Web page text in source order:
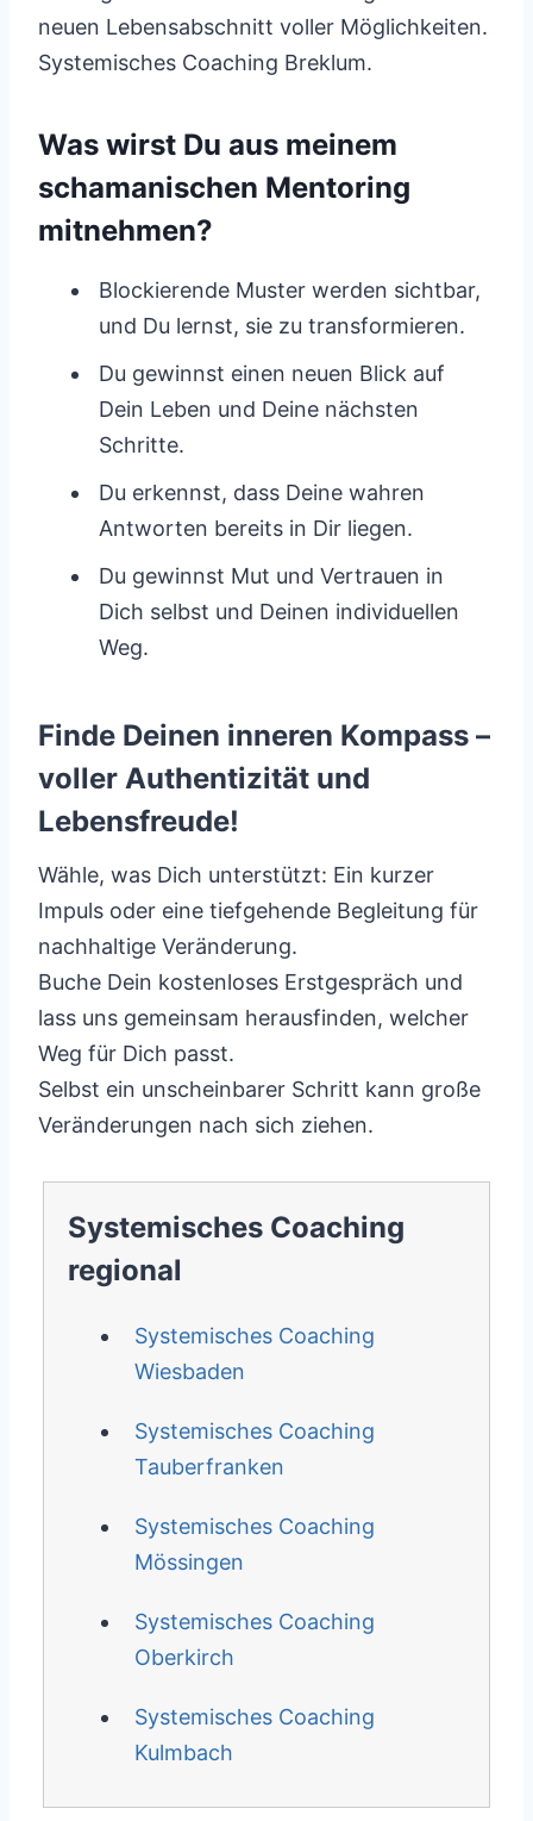
neuen Lebensabschnitt voller Möglichkeiten.
Systemisches Coaching Breklum.
Was wirst Du aus meinem
schamanischen Mentoring
mitnehmen?
Blockierende Muster werden sichtbar,
und Du lernst, sie zu transformieren.
Du gewinnst einen neuen Blick auf
Dein Leben und Deine nächsten
Schritte.
Du erkennst, dass Deine wahren
Antworten bereits in Dir liegen.
Du gewinnst Mut und Vertrauen in
Dich selbst und Deinen individuellen
Weg.
Finde Deinen inneren Kompass –
voller Authentizität und
Lebensfreude!
Wähle, was Dich unterstützt: Ein kurzer
Impuls oder eine tiefgehende Begleitung für
nachhaltige Veränderung.
Buche Dein kostenloses Erstgespräch und
lass uns gemeinsam herausfinden, welcher
Weg für Dich passt.
Selbst ein unscheinbarer Schritt kann große
Veränderungen nach sich ziehen.
Systemisches Coaching
regional
Systemisches Coaching
Wiesbaden
Systemisches Coaching
Tauberfranken
Systemisches Coaching
Mössingen
Systemisches Coaching
Oberkirch
Systemisches Coaching
Kulmbach